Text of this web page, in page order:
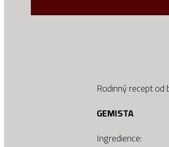
Rodinný recept
GEMISTA
Ingredience: